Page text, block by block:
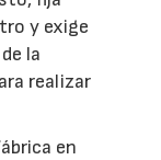
y exige
la
realizar
en